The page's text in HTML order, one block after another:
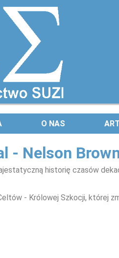
O NAS
- Nelson
historię czasów
- Królowej Szkocji, której